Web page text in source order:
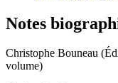
Notes
Christophe Bouneau
volume)